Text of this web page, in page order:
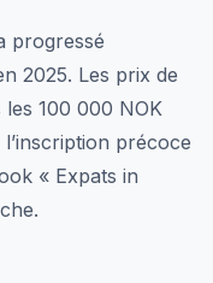
progressé
2025. Les prix de
les 100 000 NOK
précoce
« Expats in